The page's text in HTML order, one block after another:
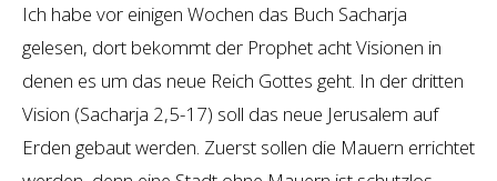
Ich habe vor einigen Wochen das Buch Sacharja
gelesen, dort bekommt der Prophet acht Visionen in
denen es um das neue Reich Gottes geht. In der dritten
Vision (Sacharja 2,5-17) soll das neue Jerusalem auf
Erden gebaut werden. Zuerst sollen die Mauern errichtet